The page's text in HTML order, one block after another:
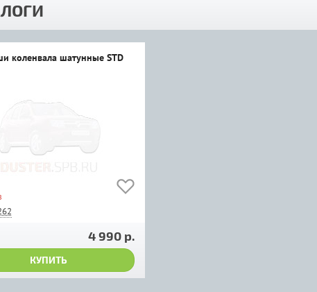
коленвала шатунные STD
4 990 р.
КУПИТЬ